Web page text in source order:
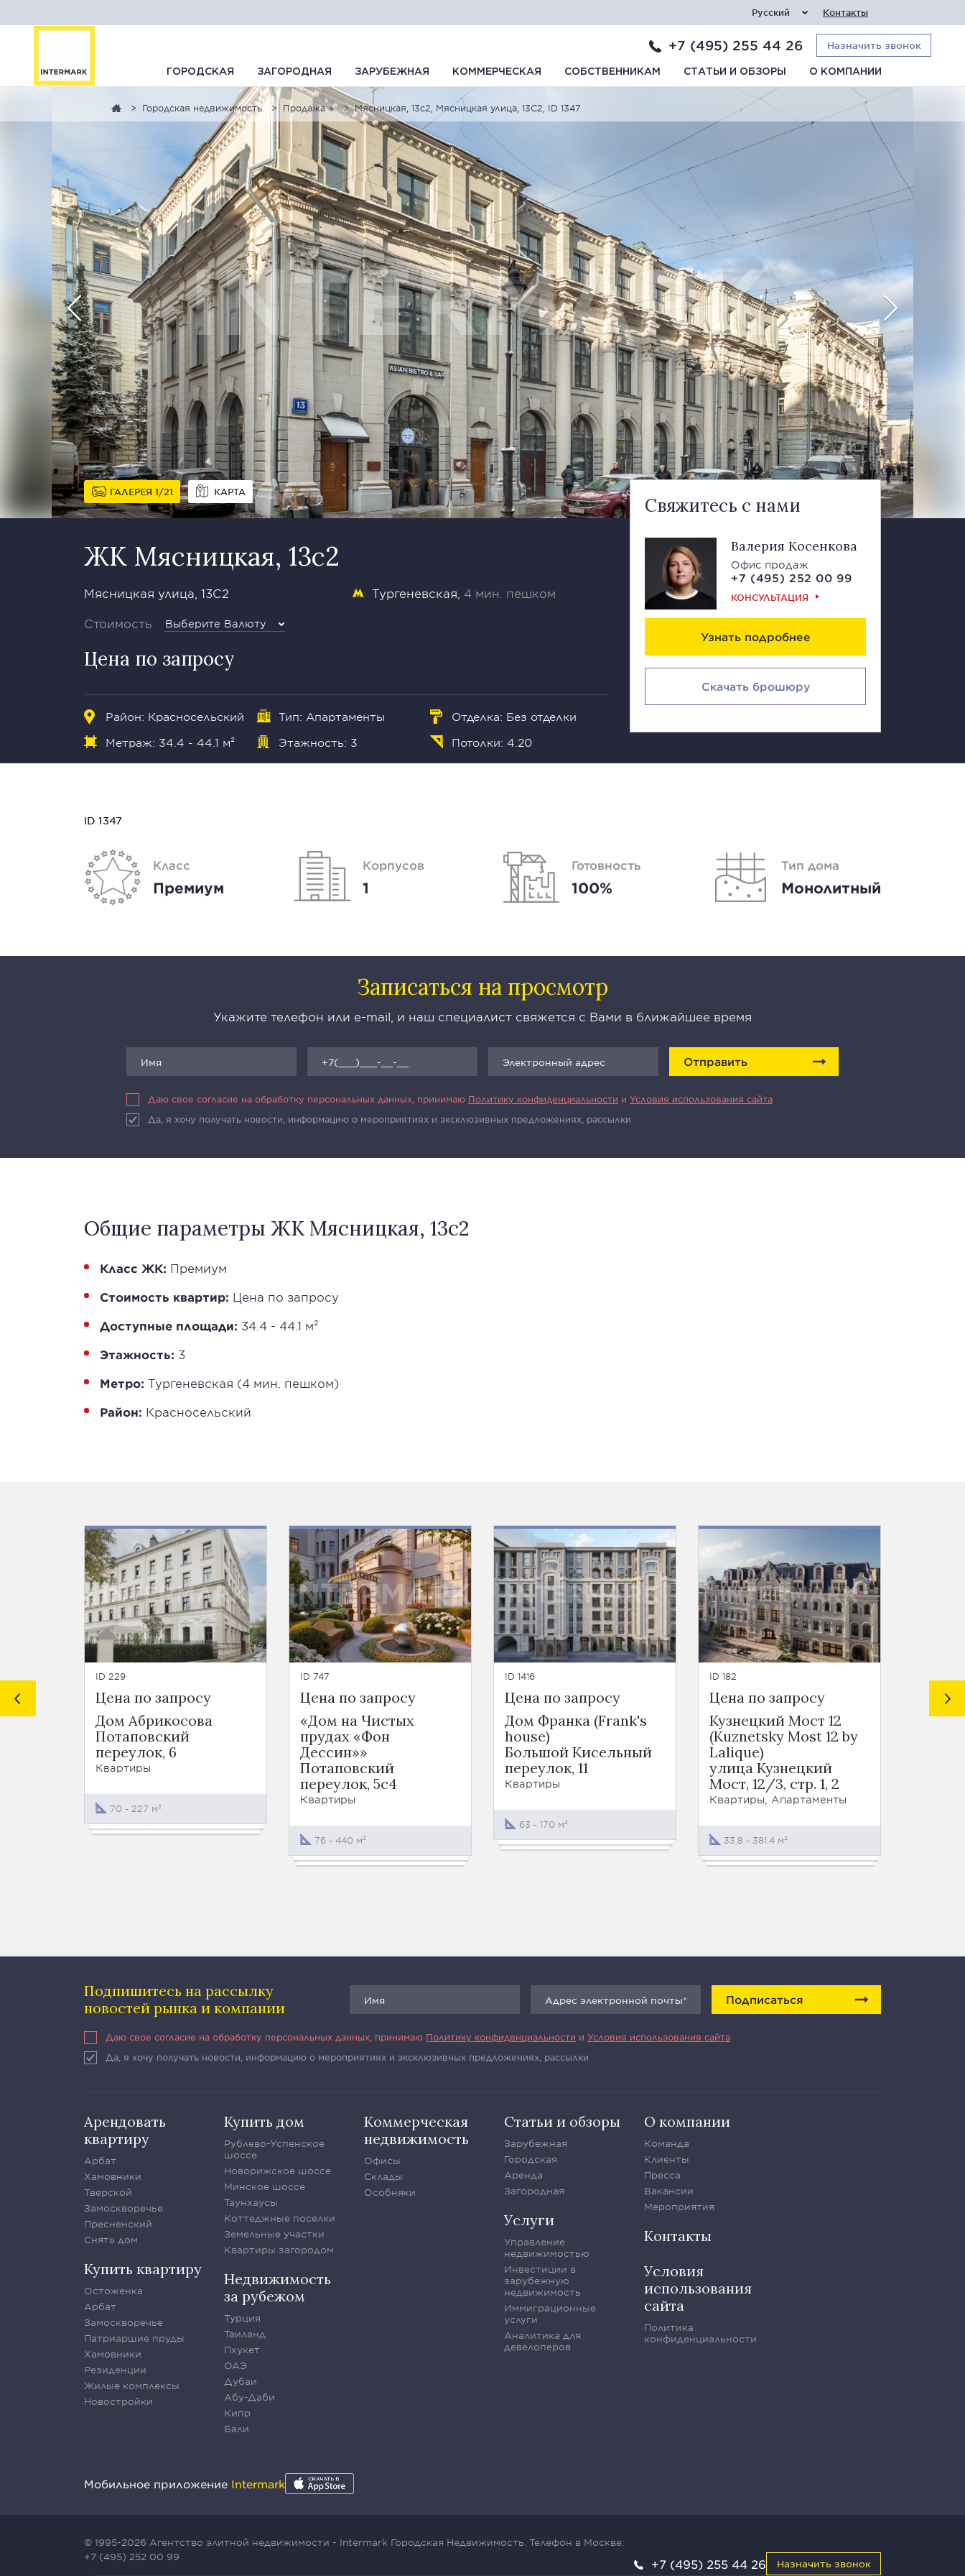
Русский Контакты
+7 (495) 255 44 26 Назначить звонок
ГОРОДСКАЯ ЗАГОРОДНАЯ ЗАРУБЕЖНАЯ КОММЕРЧЕСКАЯ СОБСТВЕННИКАМ СТАТЬИ И ОБЗОРЫ О КОМПАНИИ
Городская недвижимость Продажа ⭐ Мясницкая, 13с2, Мясницкая улица, 13С2, ID 1347
ГАЛЕРЕЯ 1 21 КАРТА
ЖК Мясницкая, 13с2
Мясницкая улица, 13С2 Тургеневская 4 мин. пешком
Стоимость Выберите Валюту
Цена по запросу
Район: Красносельский Тип: Апартаменты
Отделка: Без отделки
Метраж: 34.4 - 44.1 м²
Этажность: 3 Потолки: 4.20
Свяжитесь с нами
Валерия Косенкова
Офис продаж
+7 (495) 252 00 99
КОНСУЛЬТАЦИЯ
Узнать подробнее
Скачать брошюру
ID 1347
Класс
Премиум
Корпусов
1
Готовность
100%
Тип дома
Монолитный
Записаться на просмотр
Укажите телефон или e-mail, и наш специалист свяжется с Вами в ближайшее время
Отправить
Даю свое согласие на обработку персональных данных, принимаю Политику конфиденциальности и Условия использования сайта
Да, я хочу получать новости, информацию о мероприятиях и эксклюзивных предложениях, рассылки
Общие параметры ЖК Мясницкая, 13с2
Класс ЖК: Премиум
Стоимость квартир: Цена по запросу
Доступные площади: 34.4 - 44.1 м²
Этажность: 3
Метро: Тургеневская (4 мин. пешком)
Район: Красносельский
ID 229
Цена по запросу
Дом Абрикосова
Потаповский
переулок, 6
Квартиры
70 - 227 м²
ID 747
Цена по запросу
«Дом на Чистых
прудах «Фон
Дессин»»
Потаповский
переулок, 5с4
Квартиры
76 - 440 м²
ID 1416
Цена по запросу
Дом Франка (Frank's
house)
Большой Кисельный
переулок, 11
Квартиры
63 - 170 м²
ID 182
Цена по запросу
Кузнецкий Мост 12
(Кuznetsky Most 12 by
Lalique)
улица Кузнецкий
Мост, 12/3, стр. 1, 2
Квартиры, Апартаменты
33.8 - 381.4 м²
Цена
Подпишитесь на рассылку
новостей рынка и компании
Подписаться
Даю свое согласие на обработку персональных данных, принимаю Политику конфиденциальности и Условия использования сайта
Да, я хочу получать новости, информацию о мероприятиях и эксклюзивных предложениях, рассылки
Арендовать
квартиру
Арбат
Хамовники
Тверской
Замоскворечье
Пресненский
Снять дом
Купить квартиру
Остоженка
Арбат
Замоскворечье
Патриаршие пруды
Хамовники
Резиденции
Жилые комплексы
Новостройки
Купить дом
Рублево-Успенское
шоссе
Новорижское шоссе
Минское шоссе
Таунхаусы
Коттеджные поселки
Земельные участки
Квартиры загородом
Недвижимость
за рубежом
Турция
Таиланд
Пхукет
ОАЭ
Дубаи
Абу-Даби
Кипр
Бали
Коммерческая
недвижимость
Офисы
Склады
Особняки
Статьи и обзоры
Зарубежная
Городская
Аренда
Загородная
Услуги
Управление
недвижимостью
Инвестиции в
зарубежную
недвижимость
Иммиграционные
услуги
Аналитика для
девелоперов
О компании
Команда
Клиенты
Пресса
Вакансии
Мероприятия
Контакты
Условия
использования
сайта
Политика
конфиденциальности
Мобильное приложение Intermark
© 1995-2026 Агентство элитной недвижимости - Intermark Городская Недвижимость. Телефон в Москве:
+7 (495) 252 00 99
+7 (495) 255 44 26 Назначить звонок